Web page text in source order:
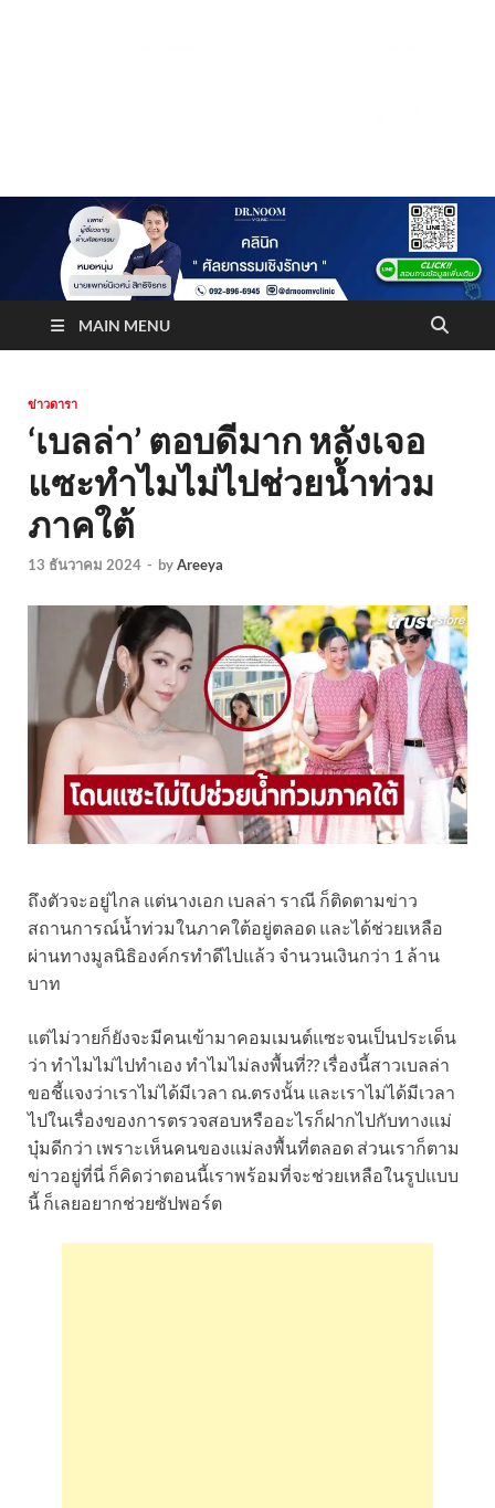
Truststoreonline
MAIN MENU
ข่าวดารา
‘เบลล่า’ ตอบดีมาก หลังเจอ
แซะทำไมไม่ไปช่วยน้ำท่วม
ภาคใต้
13 ธันวาคม 2024 - byAreeya
ถึงตัวจะอยู่ไกล แต่นางเอก เบลล่า ราณี ก็ติดตามข่าว
สถานการณ์น้ำท่วมในภาคใต้อยู่ตลอด และได้ช่วยเหลือ
ผ่านทางมูลนิธิองค์กรทำดีไปแล้ว จำนวนเงินกว่า 1 ล้าน
บาท
แต่ไม่วายก็ยังจะมีคนเข้ามาคอมเมนต์แซะจนเป็นประเด็น
ว่า ทำไมไม่ไปทำเอง ทำไมไม่ลงพื้นที่?? เรื่องนี้สาวเบลล่า
ขอชี้แจงว่าเราไม่ได้มีเวลา ณ.ตรงนั้น และเราไม่ได้มีเวลา
ไปในเรื่องของการตรวจสอบหรืออะไรก็ฝากไปกับทางแม่
บุ๋มดีกว่า เพราะเห็นคนของแม่ลงพื้นที่ตลอด ส่วนเราก็ตาม
ข่าวอยู่ที่นี่ ก็คิดว่าตอนนี้เราพร้อมที่จะช่วยเหลือในรูปแบบ
นี้ ก็เลยอยากช่วยซัปพอร์ต